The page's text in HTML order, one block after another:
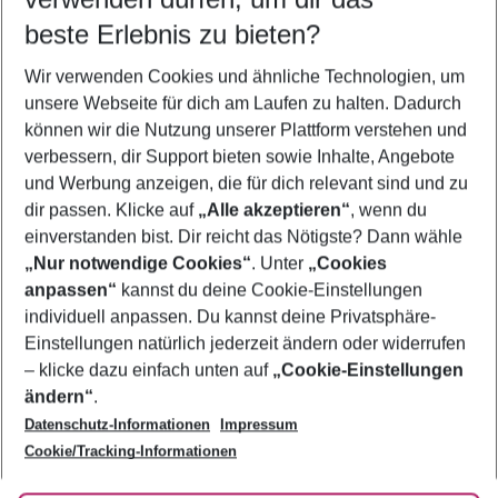
5-8 Nächte
2 Erwachsene Keine Kinder
Mehr Filter anzeigen
Footer
Footer navigation
Über uns
AGB
Bestpreisgarantie
Cookie-Einstellungen ändern
Cookie-Richtlinie
Agenturbetreuung
Barrierefreies Reisen
Folge uns
beste Erlebnis zu bieten?
Wir verwenden Cookies und ähnliche Technologien, um
unsere Webseite für dich am Laufen zu halten. Dadurch
können wir die Nutzung unserer Plattform verstehen und
verbessern, dir Support bieten sowie Inhalte, Angebote
und Werbung anzeigen, die für dich relevant sind und zu
dir passen. Klicke auf „Alle akzeptieren“, wenn du
einverstanden bist. Dir reicht das Nötigste? Dann wähle
„Nur notwendige Cookies“. Unter „Cookies
anpassen“ kannst du deine Cookie-Einstellungen
individuell anpassen. Du kannst deine Privatsphäre-
Einstellungen natürlich jederzeit ändern oder widerrufen
– klicke dazu einfach unten auf „Cookie-Einstellungen
ändern“.
Datenschutz-Informationen
Impressum
Cookie/Tracking-Informationen